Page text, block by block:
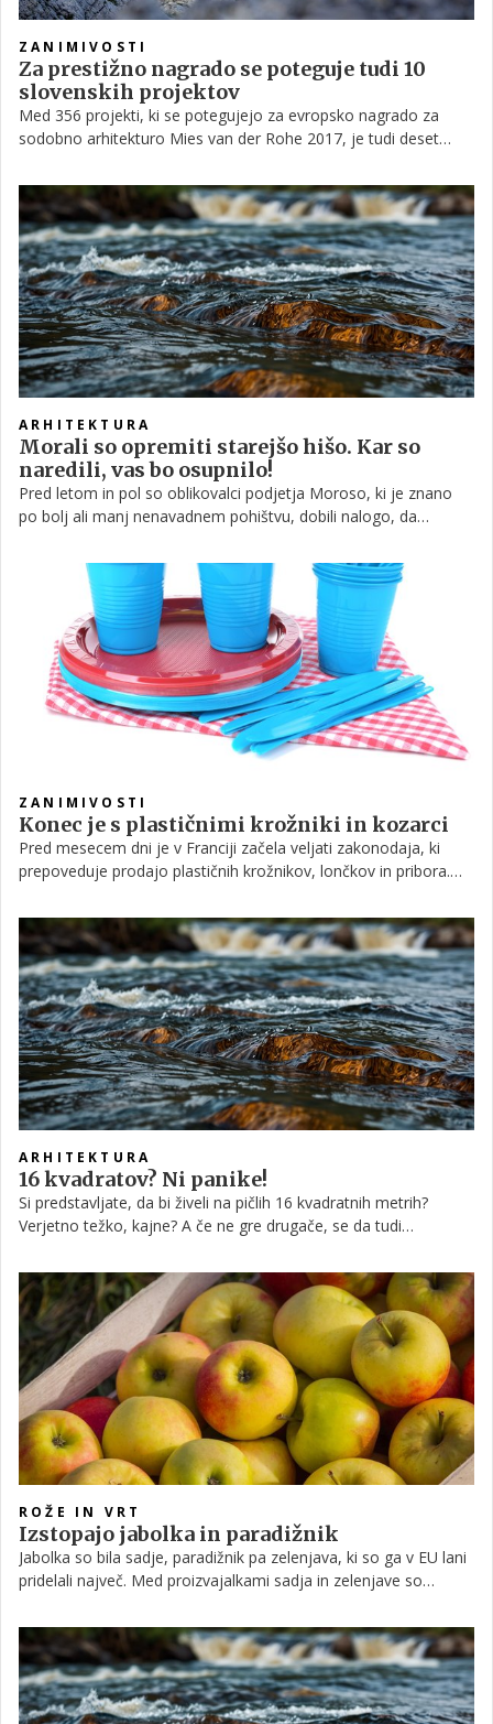
ZANIMIVOSTI
Za prestižno nagrado se poteguje tudi 10
slovenskih projektov
Med 356 projekti, ki se potegujejo za evropsko nagrado za
sodobno arhitekturo Mies van der Rohe 2017, je tudi deset
Francija in Španija. Žirija bo v ožji izbor uvrstila 40 projektov,
izmed katerih bo izbrala pet finalistov. Nagrado bodo podelili
26. maja.
ARHITEKTURA
Morali so opremiti starejšo hišo. Kar so
naredili, vas bo osupnilo!
Pred letom in pol so oblikovalci podjetja Moroso, ki je znano
po bolj ali manj nenavadnem pohištvu, dobili nalogo, da
ohranijo nekaj zgodovine, sicer pa so se poigrali z modernim in
eklektičnim slogom.
ZANIMIVOSTI
Konec je s plastičnimi krožniki in kozarci
Pred mesecem dni je v Franciji začela veljati zakonodaja, ki
prepoveduje prodajo plastičnih krožnikov, lončkov in pribora.
precej dolgo prehodno obdobje: v trgovinah lahko `stare zaloge
klasično pridelane plastike´prodajajo do leta 2020.
ARHITEKTURA
16 kvadratov? Ni panike!
Si predstavljate, da bi živeli na pičlih 16 kvadratnih metrih?
Verjetno težko, kajne? A če ne gre drugače, se da tudi
začasno. Preverite, kako so se znašli v Parizu!
ROŽE IN VRT
Izstopajo jabolka in paradižnik
Jabolka so bila sadje, paradižnik pa zelenjava, ki so ga v EU lani
pridelali največ. Med proizvajalkami sadja in zelenjave so
statistični urad Eurostat.